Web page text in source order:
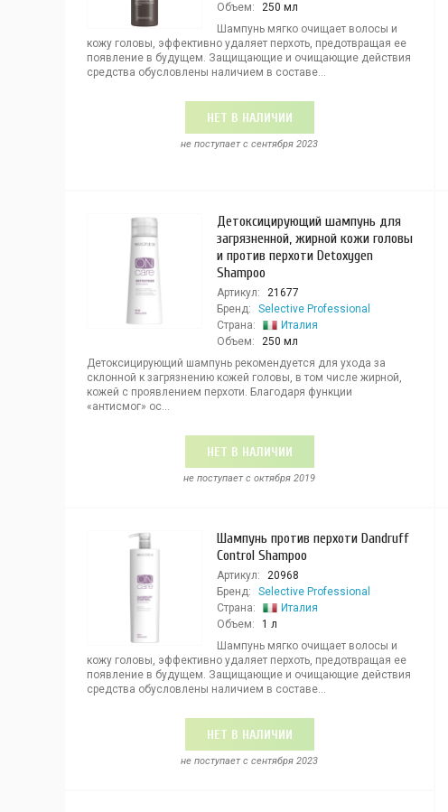
Объем:
250 мл
Шампунь мягко очищает волосы и
кожу головы, эффективно удаляет перхоть, предотвращая ее
появление в будущем. Защищающие и очищающие действия
средства обусловлены наличием в составе...
НЕТ В НАЛИЧИИ
не поступает c сентября 2023
Детоксицирующий шампунь для
загрязненной, жирной кожи головы
и против перхоти Detoxygen
Shampoo
Артикул:
21677
Бренд:
Selective Professional
Страна:
Италия
Объем:
250 мл
Детоксицирующий шампунь рекомендуется для ухода за
склонной к загрязнению кожей головы, в том числе жирной,
кожей с проявлением перхоти. Благодаря функции
«антисмог» ос...
НЕТ В НАЛИЧИИ
не поступает c октября 2019
Шампунь против перхоти Dandruff
Control Shampoo
Артикул:
20968
Бренд:
Selective Professional
Страна:
Италия
Объем:
1 л
Шампунь мягко очищает волосы и
кожу головы, эффективно удаляет перхоть, предотвращая ее
появление в будущем. Защищающие и очищающие действия
средства обусловлены наличием в составе...
НЕТ В НАЛИЧИИ
не поступает c сентября 2023